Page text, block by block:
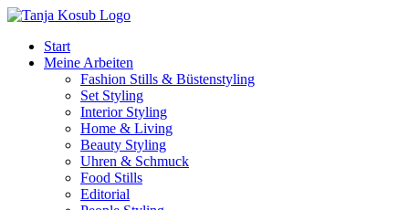
Zum
springenStart
Meine Arbeiten
Fashion Stills & Büstenstyling
Set Styling
Interior Styling
Home & Living
Beauty Styling
Uhren & Schmuck
Food Stills
Editorial